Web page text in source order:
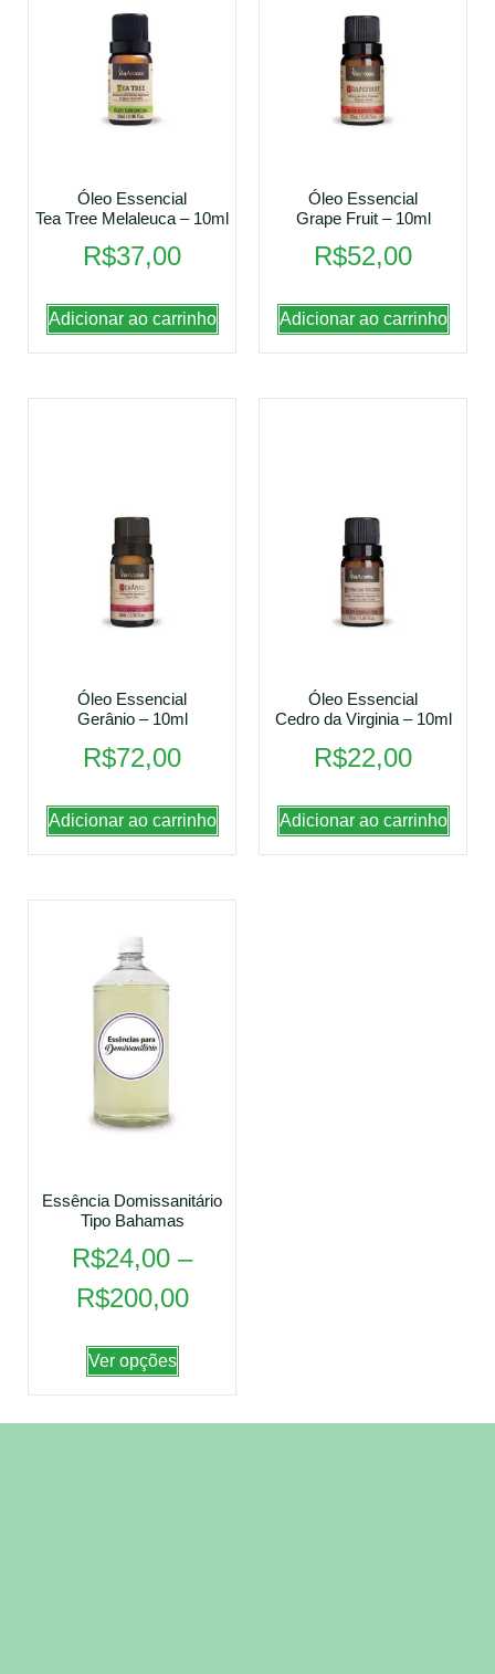
Óleo Essencial
Tea Tree Melaleuca – 10ml
R$37,00
Adicionar ao carrinho
Óleo Essencial
Grape Fruit – 10ml
R$52,00
Adicionar ao carrinho
Óleo Essencial
Gerânio – 10ml
R$72,00
Adicionar ao carrinho
Óleo Essencial
Cedro da Virginia – 10ml
R$22,00
Adicionar ao carrinho
Essência Domissanitário
Tipo Bahamas
R$24,00 –
R$200,00
Ver opções